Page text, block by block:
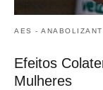
AES -
Efeitos
Mulheres